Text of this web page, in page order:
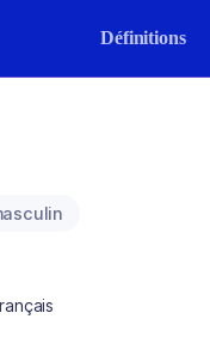
Définitions